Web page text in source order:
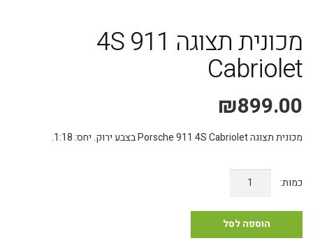
מכונית תצוגה 911 4S
Cabriolet
₪899.00
מכונית תצוגה Porsche 911 4S Cabriolet בצבע ירוק. יחס: 1:18.
תצוגה
911
הוספה לסל